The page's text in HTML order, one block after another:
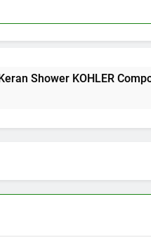
KOHLER Components